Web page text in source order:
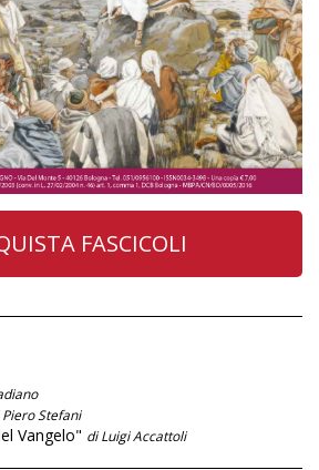
FASCICOLI
Piero Stefani
Vangelo" di Luigi Accattoli